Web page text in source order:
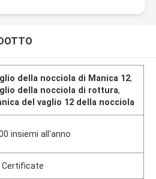
della nocciola di Manica 12,
della nocciola di rottura,
del vaglio 12 della nocciola
insiemi all'anno
Certificate